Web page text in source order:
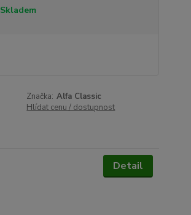
Skladem
Značka: Alfa Classic
Hlídat cenu / dostupnost
Detail